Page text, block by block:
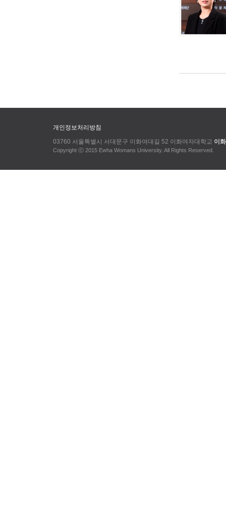
개인정보처리방침
03760 서울특별시 서대문구 이화여대길 52 이화여자대학교 이
Copyright ⓒ 2015 Ewha Womans University. All Rights Reserved.